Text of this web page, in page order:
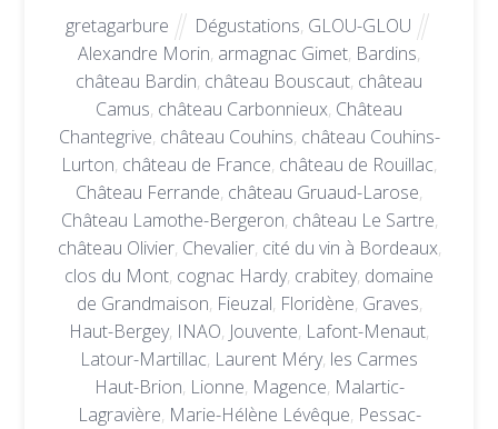
gretagarbure Dégustations, GLOU-GLOU
Alexandre Morin, armagnac Gimet, Bardins,
château Bardin, château Bouscaut, château
Camus, château Carbonnieux, Château
Chantegrive, château Couhins, château Couhins-
Lurton, château de France, château de Rouillac,
Château Ferrande, château Gruaud-Larose,
Château Lamothe-Bergeron, château Le Sartre,
château Olivier, Chevalier, cité du vin à Bordeaux,
clos du Mont, cognac Hardy, crabitey, domaine
de Grandmaison, Fieuzal, Floridène, Graves,
Haut-Bergey, INAO, Jouvente, Lafont-Menaut,
Latour-Martillac, Laurent Méry, les Carmes
Haut-Brion, Lionne, Magence, Malartic-
Lagravière, Marie-Hélène Lévêque, Pessac-